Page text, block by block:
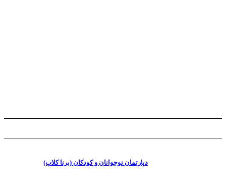
دپارتمان نوجوانان و کودکان (برنا کلاب)